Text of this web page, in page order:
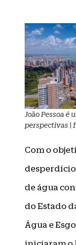
João Pessoa é
perspectivas |
Com o
de água
do Estado
Água e